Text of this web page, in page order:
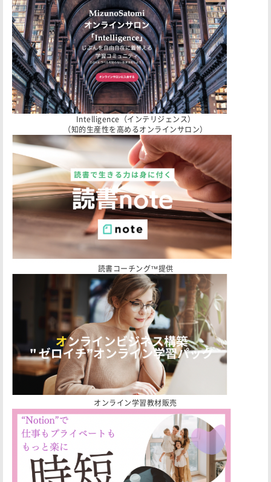
Intelligence（インテリジェンス）
（知的生産性を高めるオンラインサロン）
読書コーチング™️提供
オンライン学習教材販売